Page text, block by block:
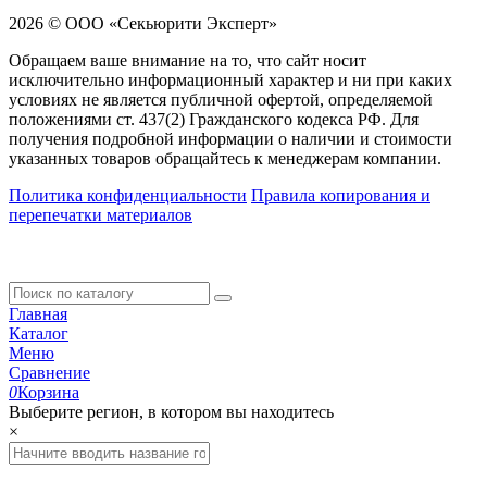
2026 © ООО «Секьюрити Эксперт»
Обращаем ваше внимание на то, что сайт носит
исключительно информационный характер и ни при каких
условиях не является публичной офертой, определяемой
положениями ст. 437(2) Гражданского кодекса РФ. Для
получения подробной информации о наличии и стоимости
указанных товаров обращайтесь к менеджерам компании.
Политика конфиденциальности Правила копирования и
перепечатки материалов
Главная
Каталог
Меню
Сравнение
0Корзина
Выберите регион, в котором вы находитесь
×